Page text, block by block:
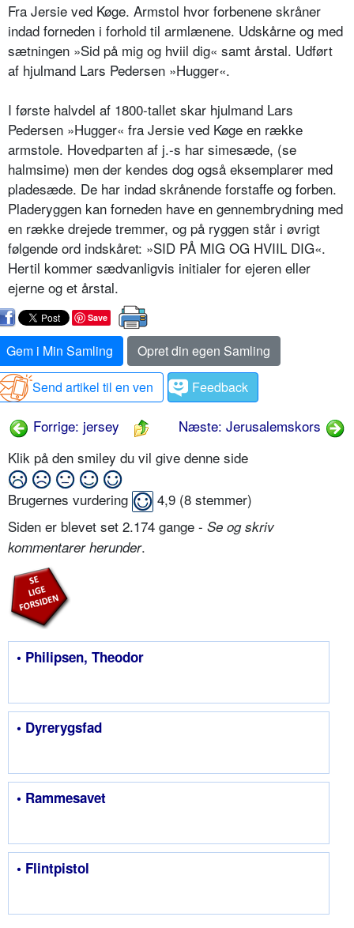
Fra Jersie ved Køge. Armstol hvor forbenene skråner
indad forneden i forhold til armlænene. Udskårne og med
sætningen »Sid på mig og hviil dig« samt årstal. Udført
af hjulmand Lars Pedersen »Hugger«.
I første halvdel af 1800-tallet skar hjulmand Lars
Pedersen »Hugger« fra Jersie ved Køge en række
armstole. Hovedparten af j.-s har simesæde, (se
halmsime) men der kendes dog også eksemplarer med
pladesæde. De har indad skrånende forstaffe og forben.
Pladeryggen kan forneden have en gennembrydning med
en række drejede tremmer, og på ryggen står i øvrigt
følgende ord indskåret: »SID PÅ MIG OG HVIIL DIG«.
Hertil kommer sædvanligvis initialer for ejeren eller
ejerne og et årstal.
Save
Gem i Min Samling
Opret din egen Samling
Send artikel til en ven
Feedback
Forrige: jersey
Næste: Jerusalemskors
Klik på den smiley du vil give denne side
Brugernes vurdering 4,9 (8 stemmer)
Siden er blevet set 2.174 gange - Se og skriv
kommentarer herunder.
• Philipsen, Theodor
• Dyrerygsfad
• Rammesavet
• Flintpistol